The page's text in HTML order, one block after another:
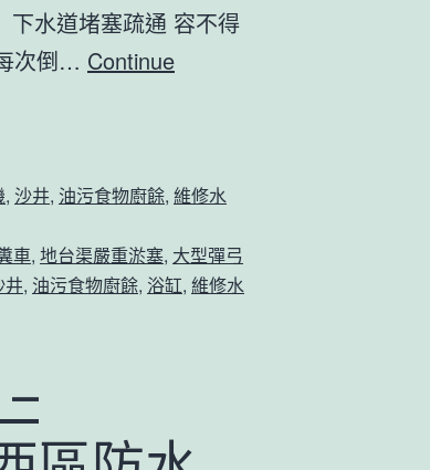
服
務
佬
壁
屋
司
下水道堵塞疏通 容不得
次倒… Continue
, 沙井, 油污食物廚餘, 維修水
車, 地台渠嚴重淤塞, 大型彈弓
井, 油污食物廚餘, 浴缸, 維修水